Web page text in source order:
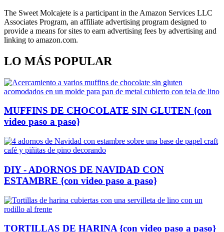
The Sweet Molcajete is a participant in the Amazon Services LLC
Associates Program, an affiliate advertising program designed to
provide a means for sites to earn advertising fees by advertising and
linking to amazon.com.
LO MÁS POPULAR
MUFFINS DE CHOCOLATE SIN GLUTEN {con
video paso a paso}
DIY - ADORNOS DE NAVIDAD CON
ESTAMBRE {con video paso a paso}
TORTILLAS DE HARINA {con video paso a paso}